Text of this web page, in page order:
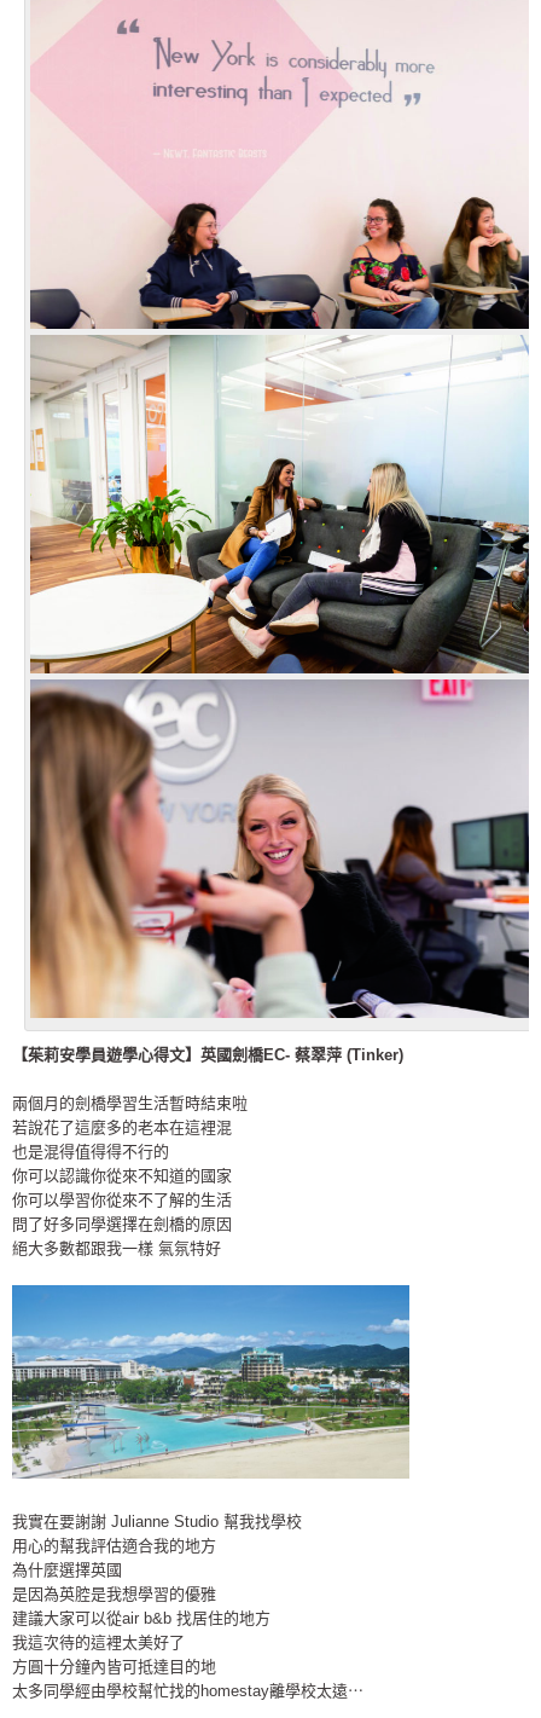
【茱莉安學員遊學心得文】 英國劍橋EC- 蔡翠萍 (Tinker)
兩個月的劍橋學習生活暫時結束啦
若說花了這麼多的老本在這裡混
也是混得值得得不行的
你可以認識你從來不知道的國家
你可以學習你從來不了解的生活
問了好多同學選擇在劍橋的原因
絕大多數都跟我一樣 氣氛特好
我實在要謝謝 Julianne Studio 幫我找學校
用心的幫我評估適合我的地方
為什麼選擇英國
是因為英腔是我想學習的優雅
建議大家可以從air b&b 找居住的地方
我這次待的這裡太美好了
方圓十分鐘內皆可抵達目的地
太多同學經由學校幫忙找的homestay離學校太遠⋯